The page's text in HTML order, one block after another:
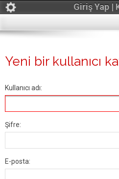
Giriş Yap |
Yeni bir kullanıcı
Kullanıcı adı:
Şifre:
E-posta: